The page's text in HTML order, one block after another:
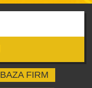
BAZA FIRM